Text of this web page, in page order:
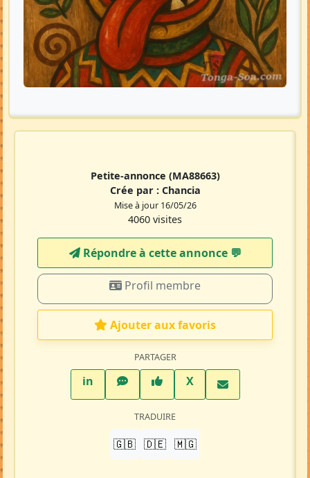
Petite-annonce (MA88663)
Crée par : Chancia
Mise à jour 16/05/26
4060 visites
Répondre à cette annonce 💬​
Profil membre
Ajouter aux favoris
PARTAGER
inLinkedInWhatsAppFacebook
XTwitter X
TRADUIRE
🇬🇧 🇩🇪 🇲🇬